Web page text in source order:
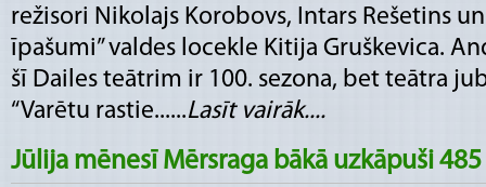
režisori Nikolajs Korobovs, Intars Rešetins
īpašumi” valdes locekle Kitija Gruškevica.
šī Dailes teātrim ir 100. sezona, bet teātra
“Varētu rastie......Lasīt vairāk....
Jūlija mēnesī Mērsraga bākā uzkāpuši